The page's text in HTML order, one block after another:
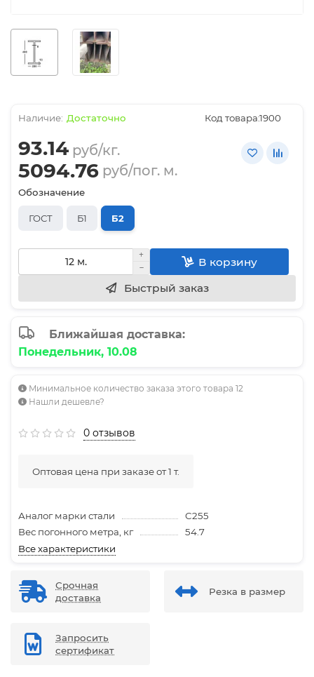
Достаточно Код товара:1900
93.14 руб/кг.
5094.76 руб/пог. м.
Обозначение
ГОСТ Б1 Б2
В корзину
Быстрый заказ
Ближайшая доставка:
Понедельник, 10.08
Минимальное количество заказа этого товара 12
Нашли дешевле?
0 отзывов
Оптовая цена при заказе от 1 т.
Аналог марки стали
С255
Вес погонного метра, кг
54.7
Все характеристики
Срочная
доставка
Резка в размер
Запросить
сертификат